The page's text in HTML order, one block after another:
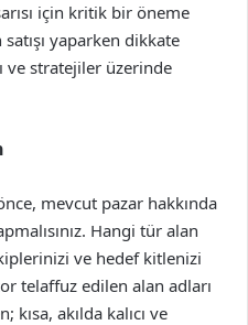
için kritik bir öneme
yaparken dikkate
ve stratejiler üzerinde
mevcut pazar hakkında
Hangi tür alan
ve hedef kitlenizi
telaffuz edilen alan adları
akılda kalıcı ve